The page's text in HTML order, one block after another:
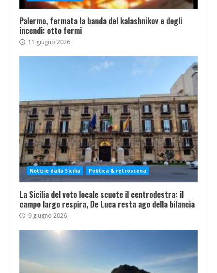
Palermo, fermata la banda del kalashnikov e degli
incendi: otto fermi
11 giugno 2026
Notizie dalla Sicilia Politica & retroscena
La Sicilia del voto locale scuote il centrodestra: il
campo largo respira, De Luca resta ago della bilancia
9 giugno 2026